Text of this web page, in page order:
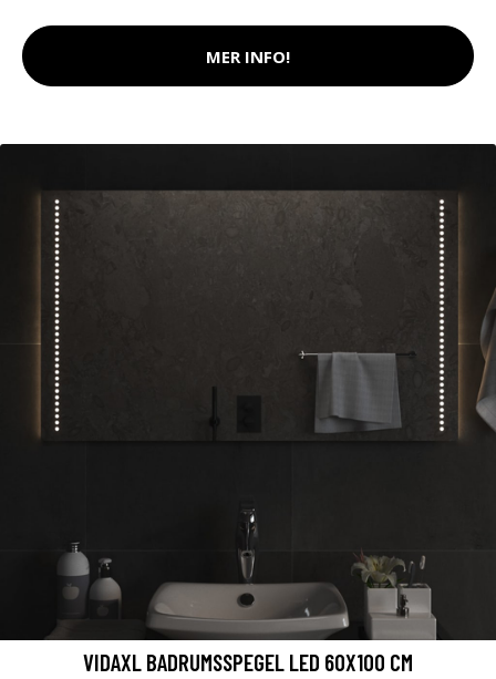
MER INFO!
VIDAXL BADRUMSSPEGEL LED 60X100 CM